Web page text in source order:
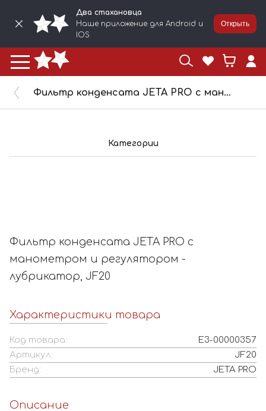
Два стахановца
Наше приложение для Android и
IOS
Открыть
Фильтр конденсата JETA PRO с манометром и регулятором - лубрикатор, JF20
Категории
Фильтр конденсата JETA PRO с
манометром и регулятором -
лубрикатор, JF20
Характеристики товара
Код товара:
Е3-00000357
Артикул:
JF20
Бренд:
JETA PRO
Описание